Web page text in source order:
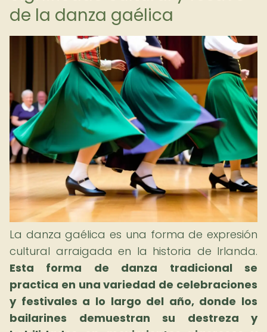
de la danza gaélica
La danza gaélica es una forma de expresión
cultural arraigada en la historia de Irlanda.
Esta forma de danza tradicional se
practica en una variedad de celebraciones
y festivales a lo largo del año, donde los
bailarines demuestran su destreza y